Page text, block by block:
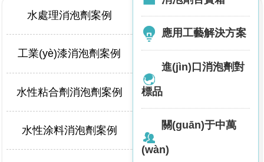
應用工藝解決方案
進(jìn)口消泡劑對
標品
關(guān)于中萬
(wàn)
例
水處理消泡劑案例 金屬加工液消泡劑案例
工業(yè)漆消泡劑案例 建材消泡劑案例
水性粘合劑消泡劑案例 工業(yè)清洗消泡劑案例
水性涂料消泡劑案例 脫硫消泡劑案例